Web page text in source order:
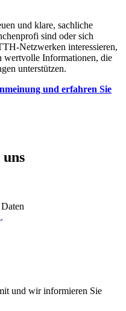
und klare, sachliche
sind oder sich
Netzwerken interessieren,
wertvolle Informationen, die
unterstützen.
und erfahren Sie
.
und wir informieren Sie